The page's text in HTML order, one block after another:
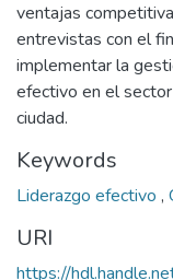
ventajas
entrevistas con el
implementar la
efectivo en el
ciudad.
Keywords
Liderazgo efectivo ,
URI
https://